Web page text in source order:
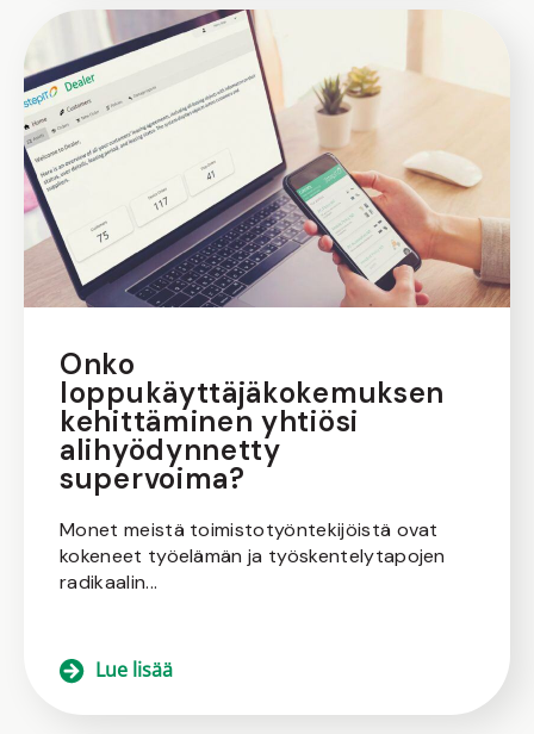
Onko
loppukäyttäjäkokemuksen
kehittäminen yhtiösi
alihyödynnetty
supervoima?
Monet meistä toimistotyöntekijöistä ovat
kokeneet työelämän ja työskentelytapojen
radikaalin...
Lue lisää